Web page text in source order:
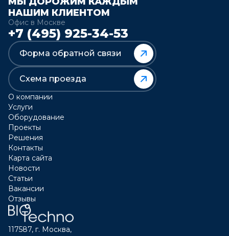
НАШИМ КЛИЕНТОМ
Офис в Москве
+7 (495) 925-34-53
Форма обратной связи
Схема проезда
О компании
Услуги
Оборудование
Проекты
Решения
Контакты
Карта сайта
Новости
Статьи
Вакансии
Отзывы
117587, г. Москва,